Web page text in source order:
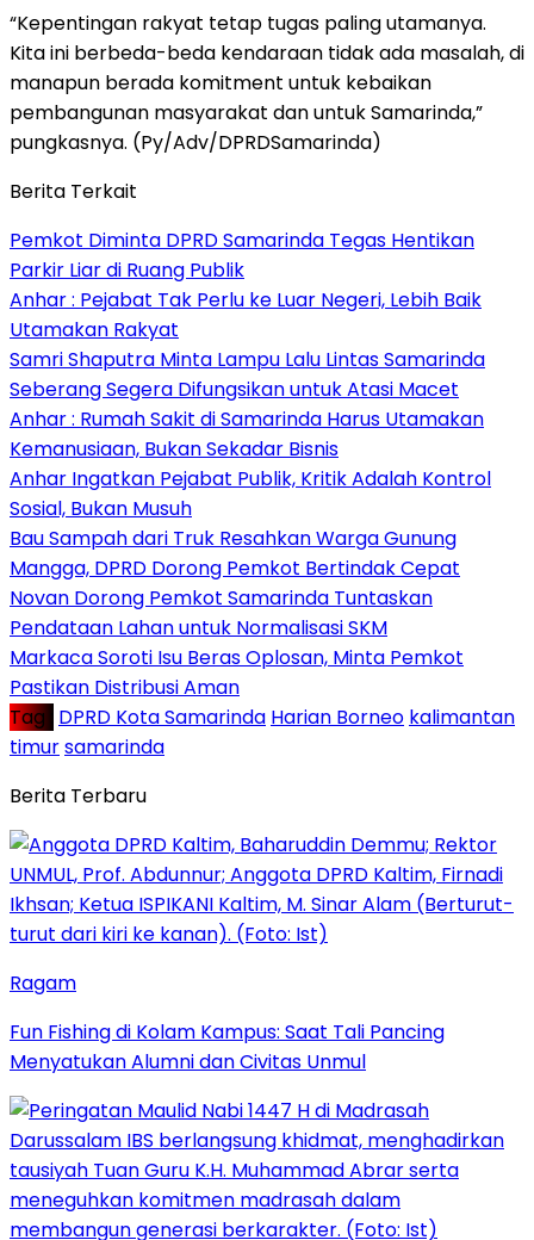
“Kepentingan rakyat tetap tugas paling utamanya.
Kita ini berbeda-beda kendaraan tidak ada masalah, di
manapun berada komitment untuk kebaikan
pembangunan masyarakat dan untuk Samarinda,”
pungkasnya. (Py/Adv/DPRDSamarinda)
Berita Terkait
Pemkot Diminta DPRD Samarinda Tegas Hentikan
Parkir Liar di Ruang Publik
Anhar : Pejabat Tak Perlu ke Luar Negeri, Lebih Baik
Utamakan Rakyat
Samri Shaputra Minta Lampu Lalu Lintas Samarinda
Seberang Segera Difungsikan untuk Atasi Macet
Anhar : Rumah Sakit di Samarinda Harus Utamakan
Kemanusiaan, Bukan Sekadar Bisnis
Anhar Ingatkan Pejabat Publik, Kritik Adalah Kontrol
Sosial, Bukan Musuh
Bau Sampah dari Truk Resahkan Warga Gunung
Mangga, DPRD Dorong Pemkot Bertindak Cepat
Novan Dorong Pemkot Samarinda Tuntaskan
Pendataan Lahan untuk Normalisasi SKM
Markaca Soroti Isu Beras Oplosan, Minta Pemkot
Pastikan Distribusi Aman
Tag : DPRD Kota Samarinda Harian Borneo kalimantan
timursamarinda
Berita Terbaru
Ragam
Fun Fishing di Kolam Kampus: Saat Tali Pancing
Menyatukan Alumni dan Civitas Unmul